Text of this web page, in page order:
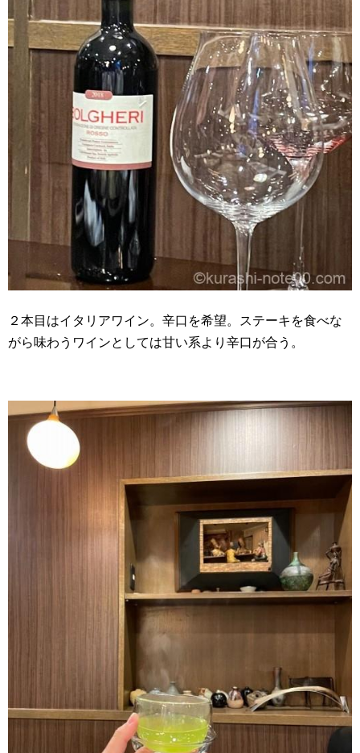
２本目はイタリアワイン。辛口を希望。ステーキを食べな
がら味わうワインとしては甘い系より辛口が合う。